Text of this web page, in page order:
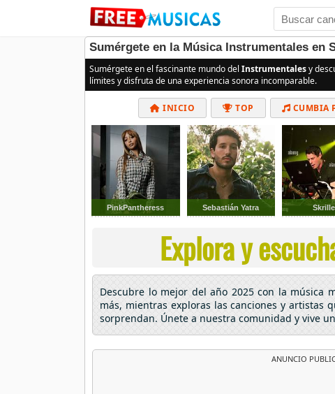
Sumérgete en la Música Instrumentales en
Sumérgete en el fascinante mundo del Instrumentalesy
límites y disfruta de una experiencia sonora incomparable.
INICIO TOP CUMBIA
PinkPantheress Sebastián Yatra
Explora y
Descubre lo mejor del año 2025 con la música
más, mientras exploras las canciones y artistas
sorprendan. Únete a nuestra comunidad y vive
ANUNCIO